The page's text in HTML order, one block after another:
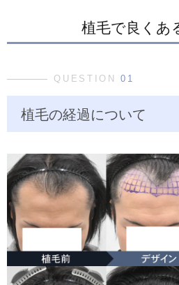
植毛で良くあ
QUESTION01
植毛の経過について